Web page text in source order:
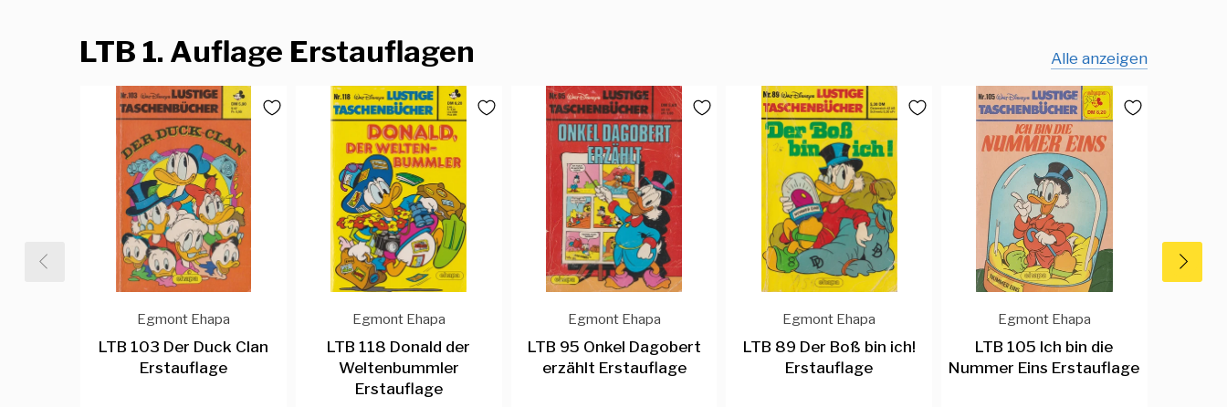
LTB 1. Auflage Erstauflagen Alle anzeigen
Egmont Ehapa
LTB 103 Der Duck Clan
Erstauflage
Egmont Ehapa
LTB 118 Donald der
Weltenbummler
Erstauflage
Egmont Ehapa
LTB 95 Onkel Dagobert
erzählt Erstauflage
Egmont Ehapa
LTB 89 Der Boß bin ich!
Erstauflage
Egmont Ehapa
LTB 105 Ich bin die
Nummer Eins Erstauflage